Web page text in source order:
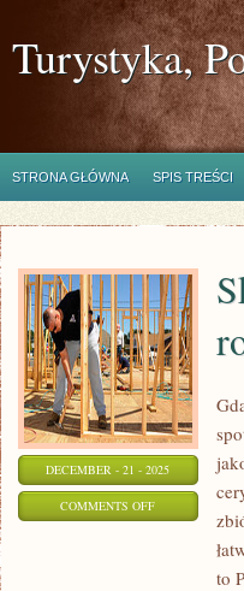
Turystyka,
STRONA GŁÓWNA SPIS TREŚCI
DECEMBER - 21 - 2025
COMMENTS OFFON
to